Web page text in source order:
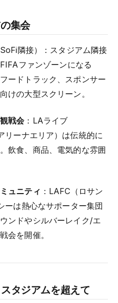
集会
隣接）：スタジアム隣接
ファンゾーンになる
ードトラック、スポンサー
けの大型スクリーン。
戦会：LAライブ
リーナエリア）は伝統的に
飲食、商品、電気的な雰囲
ュニティ ：LAFC（ロサン
ーは熱心なサポーター集団
ンドやシルバーレイク/エ
会を開催。
タジアムを超えて